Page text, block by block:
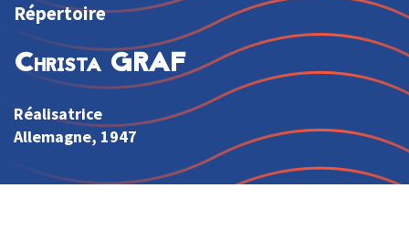
Répertoire
Christa GRAF
Réalisatrice
Allemagne, 1947